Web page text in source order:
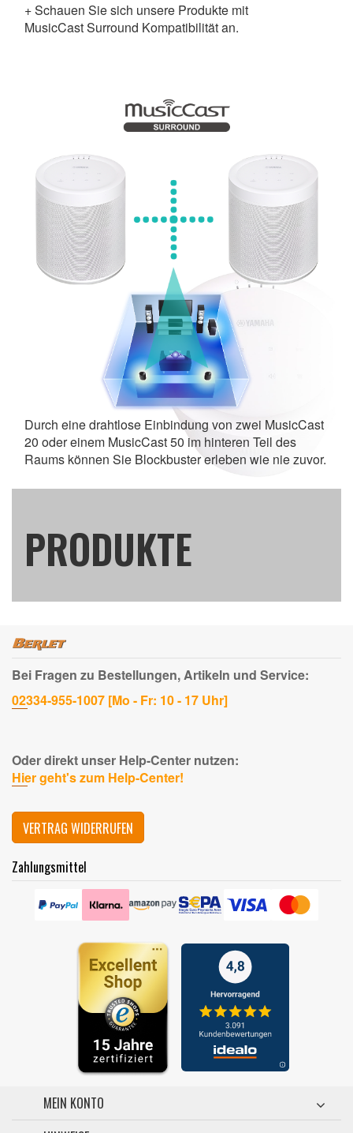
+ Schauen Sie sich unsere Produkte mit
MusicCast Surround Kompatibilität an.
Durch eine drahtlose Einbindung von zwei MusicCast
20 oder einem MusicCast 50 im hinteren Teil des
Raums können Sie Blockbuster erleben wie nie zuvor.
PRODUKTE
Bei Fragen zu Bestellungen, Artikeln und Service:
02334-955-1007 [Mo - Fr: 10 - 17 Uhr]
Oder direkt unser Help-Center nutzen:
Hier geht's zum Help-Center!
VERTRAG WIDERRUFEN
Zahlungsmittel
MEIN KONTO